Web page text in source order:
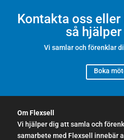
Kontakta oss
så
Vi samlar och förenklar
Boka
Om Flexsell
Vi hjälper dig att samla och
samarbete med Flexsell innebär